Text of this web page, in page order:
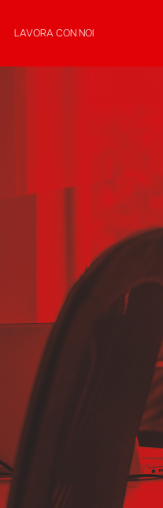
LAVORA CON NOI